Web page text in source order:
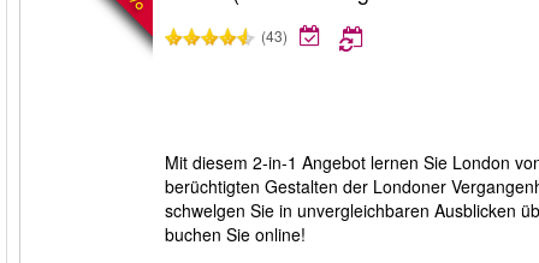
(43)
Mit diesem 2-in-1 Angebot lernen Sie London
berüchtigten Gestalten der Londoner
schwelgen Sie in unvergleichbaren Ausblicken
buchen Sie online!